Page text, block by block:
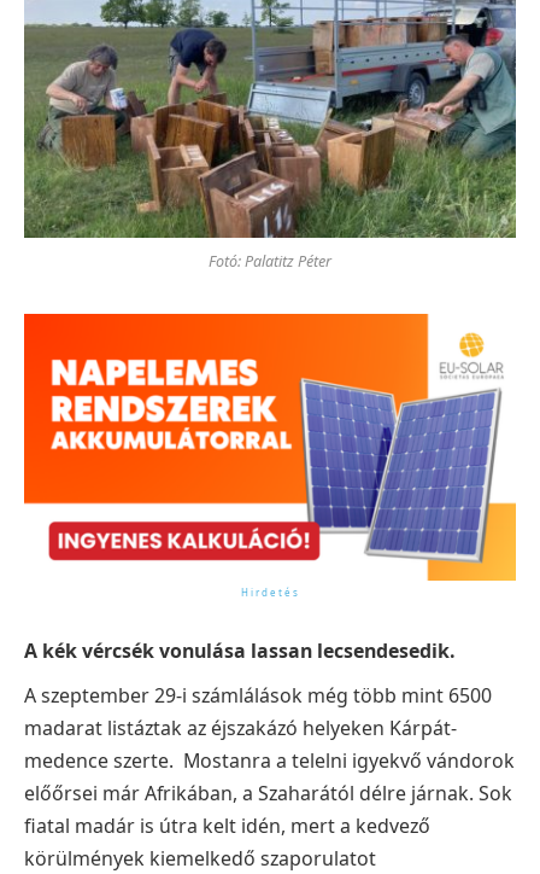
Fotó: Palatitz Péter
A kék vércsék vonulása lassan lecsendesedik.
A szeptember 29-i számlálások még több mint 6500
madarat listáztak az éjszakázó helyeken Kárpát-
medence szerte. Mostanra a telelni igyekvő vándorok
előőrsei már Afrikában, a Szaharától délre járnak. Sok
fiatal madár is útra kelt idén, mert a kedvező
körülmények kiemelkedő szaporulatot